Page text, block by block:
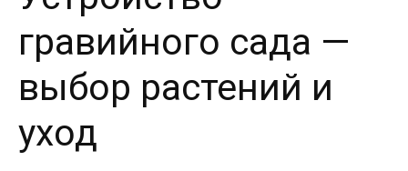
гравийного сада —
выбор растений и
уход